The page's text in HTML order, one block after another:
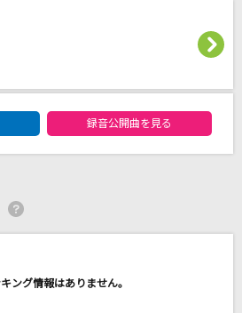
録音公開曲を見る